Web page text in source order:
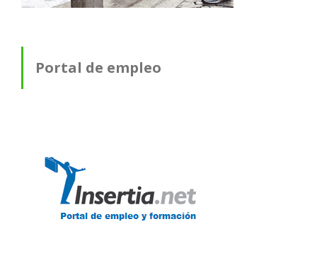
Portal de empleo